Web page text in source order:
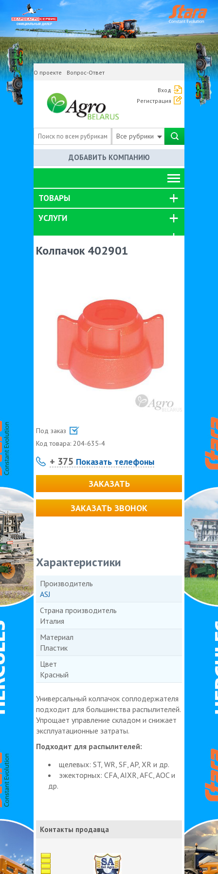
О проекте Вопрос-Ответ
Вход
Регистрация
Все рубрики
ДОБАВИТЬ КОМПАНИЮ
ТОВАРЫ
УСЛУГИ
Колпачок 402901
Под заказ
Код товара: 204-635-4
+ 375 Показать телефоны
ЗАКАЗАТЬ
ЗАКАЗАТЬ ЗВОНОК
Характеристики
Производитель
ASJ
Страна производитель
Италия
Материал
Пластик
Цвет
Красный
Универсальный колпачок соплодержателя
подходит для большинства распылителей.
Упрощает управление складом и снижает
эксплуатационные затраты.
Подходит для распылителей:
щелевых: ST, WR, SF, AP, XR и др.
эжекторных: CFA, AIXR, AFC, AOC и
др.
Контакты продавца